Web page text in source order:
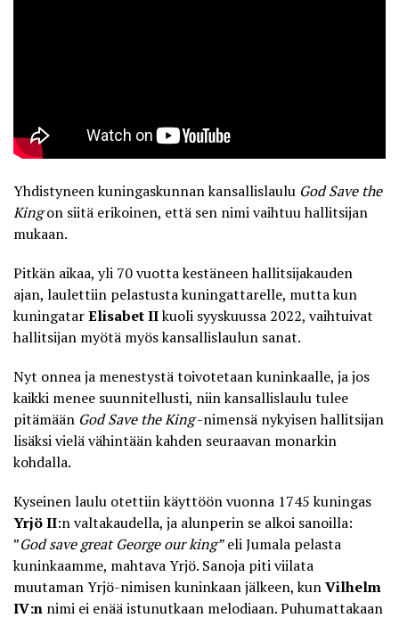
Yhdistyneen kuningaskunnan kansallislaulu God Save the
Kingon siitä erikoinen, että sen nimi vaihtuu hallitsijan
mukaan.
Pitkän aikaa, yli 70 vuotta kestäneen hallitsijakauden
ajan, laulettiin pelastusta kuningattarelle, mutta kun
kuningatarElisabet IIkuoli syyskuussa 2022, vaihtuivat
hallitsijan myötä myös kansallislaulun sanat.
Nyt onnea ja menestystä toivotetaan kuninkaalle, ja jos
kaikki menee suunnitellusti, niin kansallislaulu tulee
pitämään God Save the King-nimensä nykyisen hallitsijan
lisäksi vielä vähintään kahden seuraavan monarkin
kohdalla.
Kyseinen laulu otettiin käyttöön vuonna 1745 kuningas
Yrjö II:n valtakaudella, ja alunperin se alkoi sanoilla:
”God save great George our king”eli Jumala pelasta
kuninkaamme, mahtava Yrjö. Sanoja piti viilata
muutaman Yrjö-nimisen kuninkaan jälkeen, kunVilhelm
IV:n nimi ei enää istunutkaan melodiaan. Puhumattakaan